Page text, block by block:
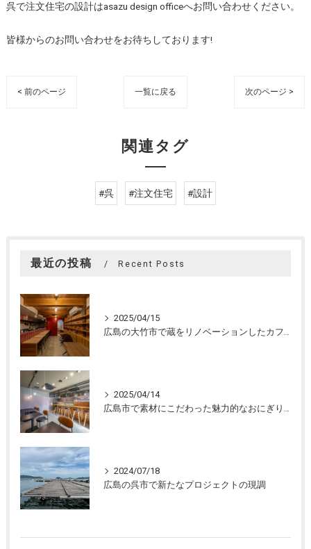
呉で注文住宅の設計はasazu design officeへお問い合わせください。
皆様からのお問い合わせをお待ちしております!
< 前のページ 一覧に戻る 次のページ >
関連タグ
#呉 #注文住宅 #設計
最近の投稿 Recent Posts
2025/04/15
広島の大竹市で蔵をリノベーションしたカフェの設計。店舗設計、店舗デザインはasazu design office
2025/04/14
広島市で素材にこだわった魅力的なおにぎり屋さんの設計。店舗設計、店舗デザインはasazu design office
2024/07/18
広島の呉市で新たなプロジェクトの現調